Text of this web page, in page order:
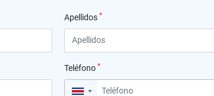
Apellidos *
Teléfono *
▼